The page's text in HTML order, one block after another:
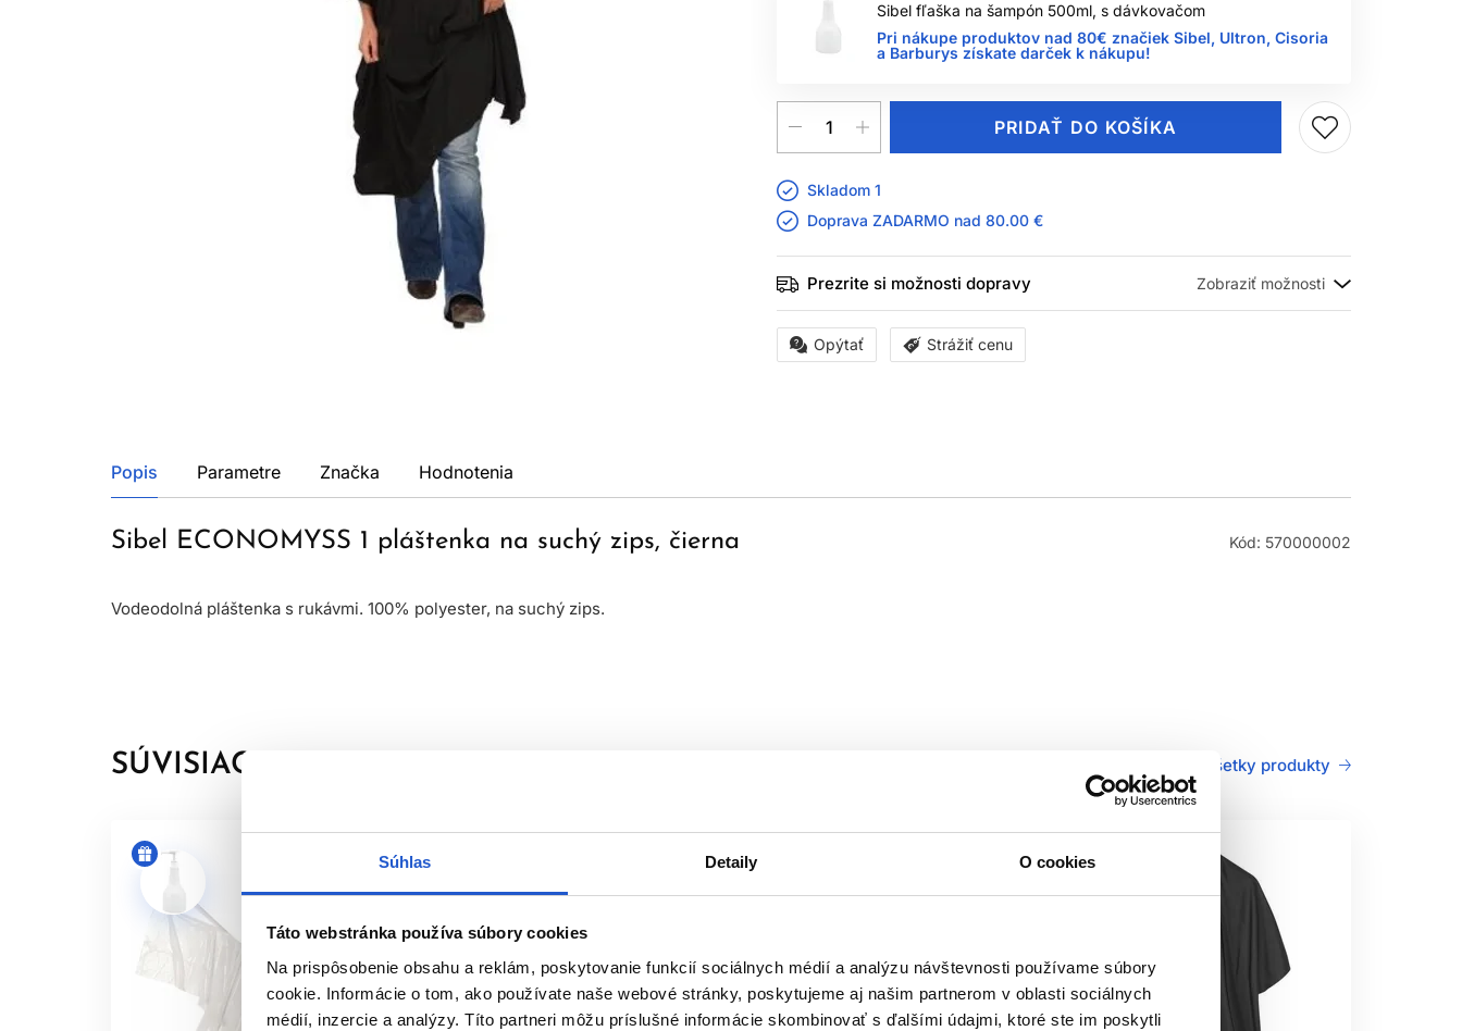
Súhlas Detaily O cookies
Táto webstránka používa súbory cookies
Na prispôsobenie obsahu a reklám, poskytovanie funkcií sociálnych médií a analýzu návštevnosti používame súbory
cookie. Informácie o tom, ako používate naše webové stránky, poskytujeme aj našim partnerom v oblasti sociálnych
médií, inzercie a analýzy. Títo partneri môžu príslušné informácie skombinovať s ďalšími údajmi, ktoré ste im poskytli
Sibel fľaška na šampón 500ml, s dávkovačom
Pri nákupe produktov nad 80€ značiek Sibel, Ultron, Cisoria
a Barburys získate darček k nákupu!
PRIDAŤ DO KOŠÍKA
Skladom 1
Doprava ZADARMO nad 80.00 €
Prezrite si možnosti dopravy
Opýtať Strážiť cenu
Popis Parametre Značka Hodnotenia
Sibel ECONOMYSS 1 pláštenka na suchý zips, čierna Kód: 570000002
Vodeodolná pláštenka s rukávmi. 100% polyester, na suchý zips.
SÚVISIACE PRODUKTY Všetky produkty